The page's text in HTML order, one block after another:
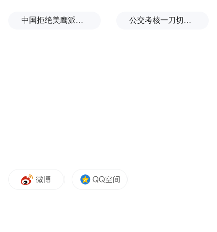
来哈推介，是南北协同、共赢发展的又一重
中国拒绝美鹰派副防长访华？弦外之音被热议 公交考核一刀切司机不敢开空调：别把压力转嫁一线员工